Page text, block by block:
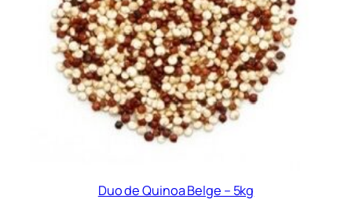
Duo de Quinoa Belge – 5kg